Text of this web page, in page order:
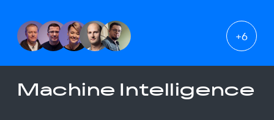
+6
Machine Intelligence